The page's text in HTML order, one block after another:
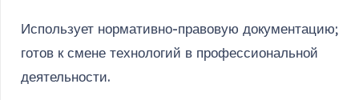
Использует нормативно-правовую документацию;
готов к смене технологий в профессиональной
деятельности.